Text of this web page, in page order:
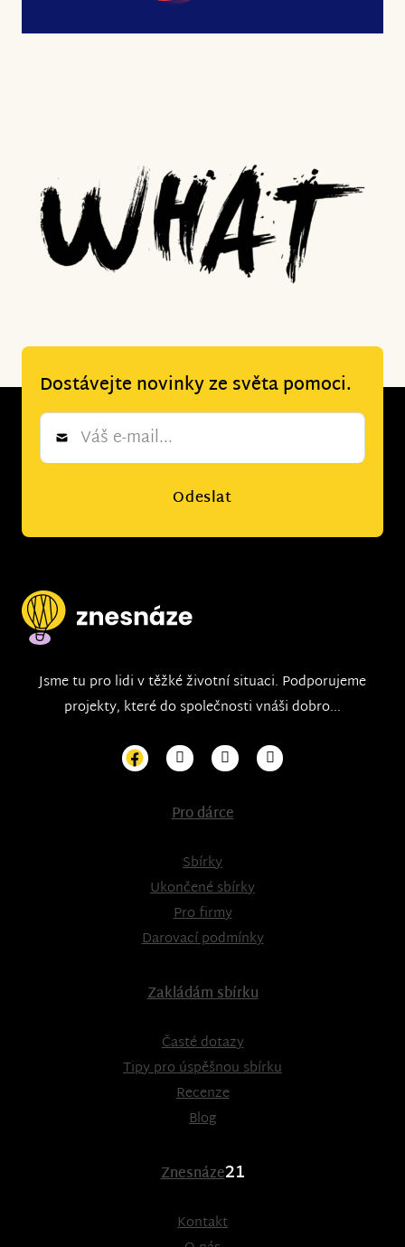
Dostávejte novinky ze světa pomoci.
Newsletter
Odeslat
Jsme tu pro lidi v těžké životní situaci. Podporujeme
projekty, které do společnosti vnáši dobro...
Pro dárce
Sbírky
Ukončené sbírky
Pro firmy
Darovací podmínky
Zakládám sbírku
Časté dotazy
Tipy pro úspěšnou sbírku
Recenze
Blog
Znesnáze21
Kontakt